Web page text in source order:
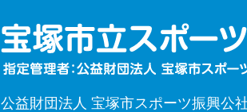
公益財団法人 宝塚市スポーツ振興公